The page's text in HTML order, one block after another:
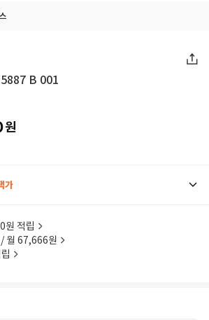
B 001
원
가
원 적립
월 67,666원